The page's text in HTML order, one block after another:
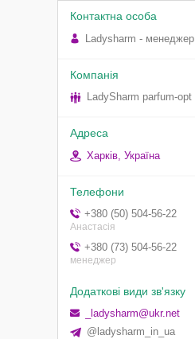
Ladysharm - менеджер
LadySharm parfum-opt
Харків, Україна
+380 (50) 504-56-22
Анастасія
+380 (73) 504-56-22
менеджер
_ladysharm@ukr.net
@ladysharm_in_ua